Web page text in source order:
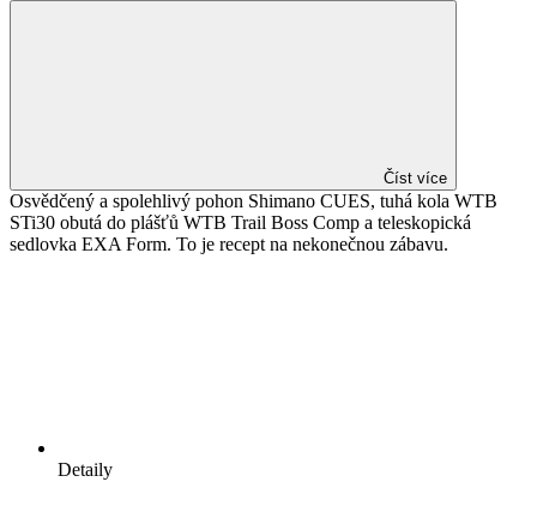
Číst více
Osvědčený a spolehlivý pohon Shimano CUES, tuhá kola WTB
STi30 obutá do plášťů WTB Trail Boss Comp a teleskopická
sedlovka EXA Form. To je recept na nekonečnou zábavu.
Detaily